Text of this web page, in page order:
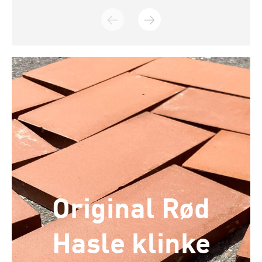
Original Rød
Hasle klinke